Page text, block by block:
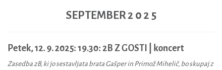
SEPTEMBER 2 0 2 5
Petek, 12. 9. 2025: 19.30: 2B Z GOSTI | koncert
Zasedba 2B, ki jo sestavljata brata Gašper in Primož Mihelič, bo skupaj z